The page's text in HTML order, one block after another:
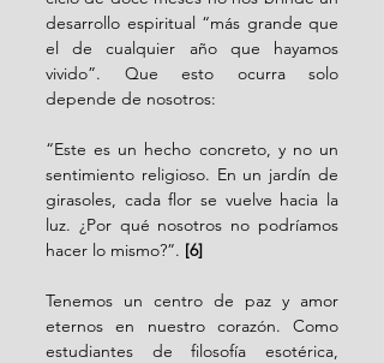
desarrollo espiritual “más grande que
el de cualquier año que hayamos
vivido”. Que esto ocurra solo
depende de nosotros:
“Este es un hecho concreto, y no un
sentimiento religioso. En un jardín de
girasoles, cada flor se vuelve hacia la
luz. ¿Por qué nosotros no podríamos
hacer lo mismo?”. [6]
Tenemos un centro de paz y amor
eternos en nuestro corazón. Como
estudiantes de filosofía esotérica,